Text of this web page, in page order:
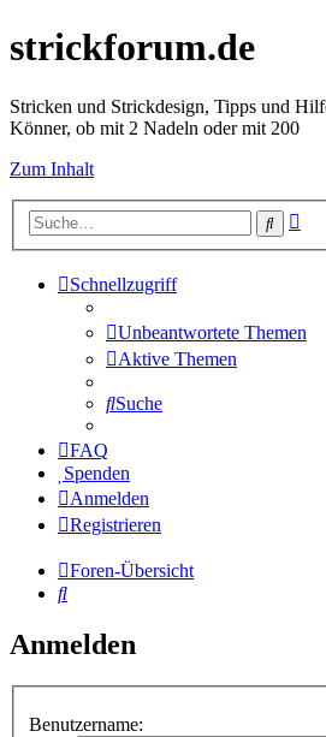
strickforum.de
Stricken und Strickdesign, Tipps und
Könner, ob mit 2 Nadeln oder mit 200
Zum Inhalt
Suche
Schnellzugriff
Unbeantwortete Themen
Aktive Themen
Suche
FAQ
Spenden
Anmelden
Registrieren
Foren-Übersicht
Suche
Anmelden
Benutzername: